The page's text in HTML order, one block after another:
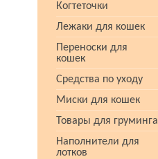
Когтеточки
Лежаки для кошек
Переноски для
кошек
Средства по уходу
Миски для кошек
Товары для груминга
Наполнители для
лотков